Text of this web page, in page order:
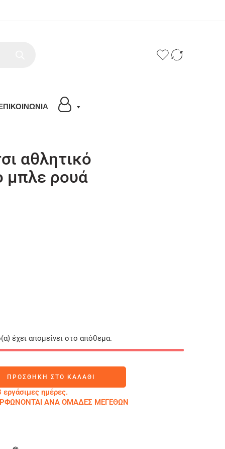
αθλητικό
μπλε ρουά
έχει απομείνει στο απόθεμα.
ΠΡΟΣΘΉΚΗ ΣΤΟ ΚΑΛΆΘΙ
ημέρες.
ΑΝΑ ΟΜΑΔΕΣ ΜΕΓΕΘΩΝ